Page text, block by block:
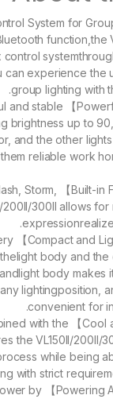
function,the
can experience the
group lighting with
and stable
brightness up to
and the other
reliable work
Flash, Storm,
200II/300ll allows
very
body and the
body makes
lightingposition,
convenient for
combined with the
the VL150II/200II/
while being
with strict
power by